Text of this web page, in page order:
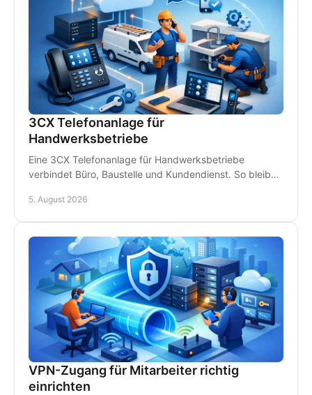
3CX Telefonanlage für
Handwerksbetriebe
Eine 3CX Telefonanlage für Handwerksbetriebe
verbindet Büro, Baustelle und Kundendienst. So bleiben
5. August 2026
VPN-Zugang für Mitarbeiter richtig
einrichten